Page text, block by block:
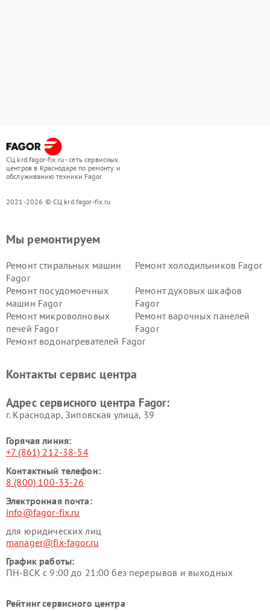
СЦ krd.fagor-fix.ru - сеть сервисных
центров в Краснодаре по ремонту и
обслуживанию техники Fagor
2021-2026 © СЦ krd.fagor-fix.ru
Мы ремонтируем
Ремонт стиральных машин
Fagor
Ремонт холодильников Fagor
Ремонт посудомоечных
машин Fagor
Ремонт духовых шкафов
Fagor
Ремонт микроволновых
печей Fagor
Ремонт варочных панелей
Fagor
Ремонт водонагревателей Fagor
Контакты сервис центра
Адрес сервисного центра Fagor:
г. Краснодар, Зиповская улица, 39
Горячая линия:
+7 (861) 212-38-54
Контактный телефон:
8 (800) 100-33-26
Электронная почта:
info@fagor-fix.ru
для юридических лиц
manager@fix-fagor.ru
График работы:
ПН-ВСК с 9:00 до 21:00 без перерывов и выходных
Рейтинг сервисного центра